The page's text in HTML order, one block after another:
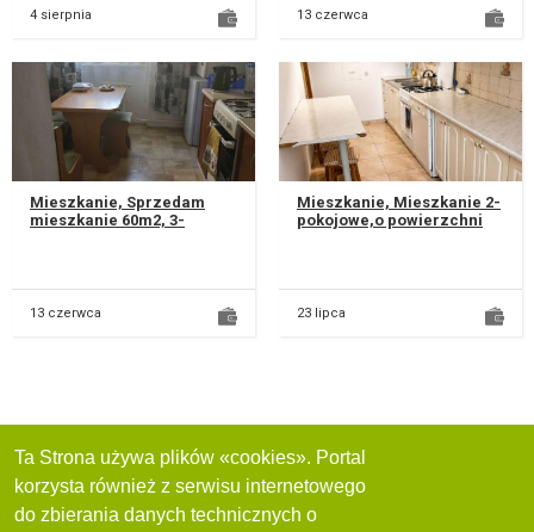
4 sierpnia 13 czerwca
Mieszkanie, Sprzedam
mieszkanie 60m2, 3-
13 czerwca
Mieszkanie, Mieszkanie 2-
pokojowe,o powierzchni
23 lipca
Ta Strona używa plików «cookies». Portal
korzysta również z serwisu internetowego
do zbierania danych technicznych o